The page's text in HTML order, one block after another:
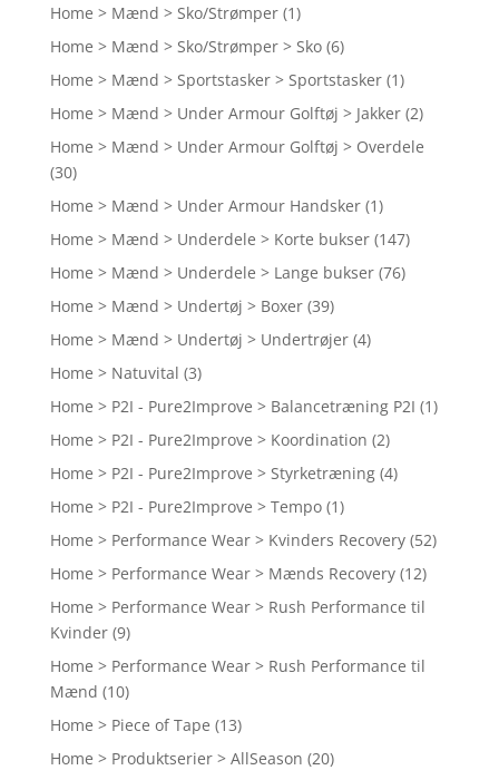
Home > Mænd > Sko/Strømper (1)
Home > Mænd > Sko/Strømper > Sko (6)
Home > Mænd > Sportstasker > Sportstasker (1)
Home > Mænd > Under Armour Golftøj > Jakker (2)
Home > Mænd > Under Armour Golftøj > Overdele
(30)
Home > Mænd > Under Armour Handsker (1)
Home > Mænd > Underdele > Korte bukser (147)
Home > Mænd > Underdele > Lange bukser (76)
Home > Mænd > Undertøj > Boxer (39)
Home > Mænd > Undertøj > Undertrøjer (4)
Home > Natuvital (3)
Home > P2I - Pure2Improve > Balancetræning P2I (1)
Home > P2I - Pure2Improve > Koordination (2)
Home > P2I - Pure2Improve > Styrketræning (4)
Home > P2I - Pure2Improve > Tempo (1)
Home > Performance Wear > Kvinders Recovery (52)
Home > Performance Wear > Mænds Recovery (12)
Home > Performance Wear > Rush Performance til
Kvinder (9)
Home > Performance Wear > Rush Performance til
Mænd (10)
Home > Piece of Tape (13)
Home > Produktserier > AllSeason (20)